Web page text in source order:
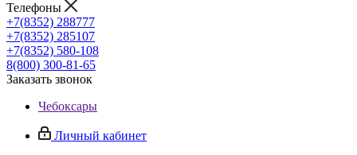
Телефоны
+7(8352) 288777
+7(8352) 285107
+7(8352) 580-108
8(800) 300-81-65
Заказать звонок
Чебоксары
Личный кабинет